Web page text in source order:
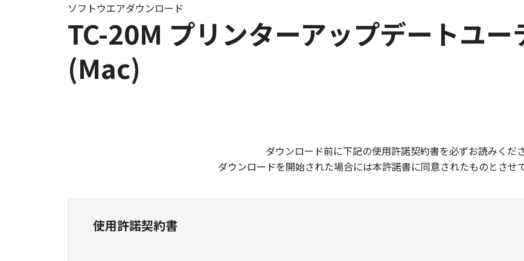
TC-20M プリンターアップデートユ
(Mac)
ソフトウエアダウンロード
ダウンロード前に下記の使用許諾契約書を必ずお読みくださ
ダウンロードを開始された場合には本許諾書に同意されたものとさせ
使用許諾契約書